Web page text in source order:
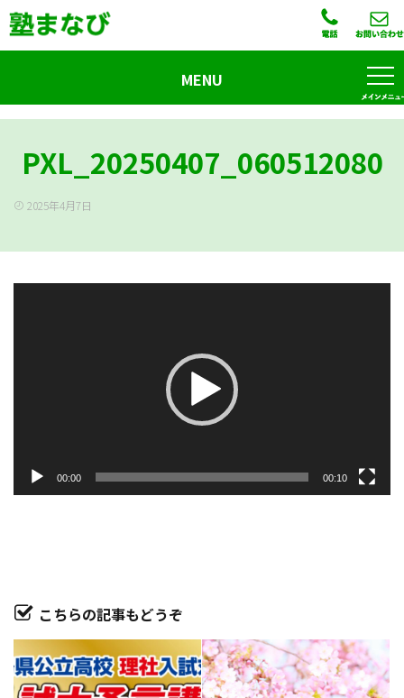
PXL_20250407_060512080
2025年4月7日
00:00 00:10
こちらの記事もどうぞ
MENU